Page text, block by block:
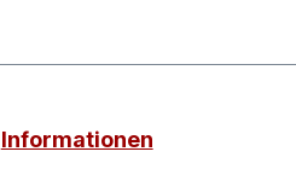
Informationen